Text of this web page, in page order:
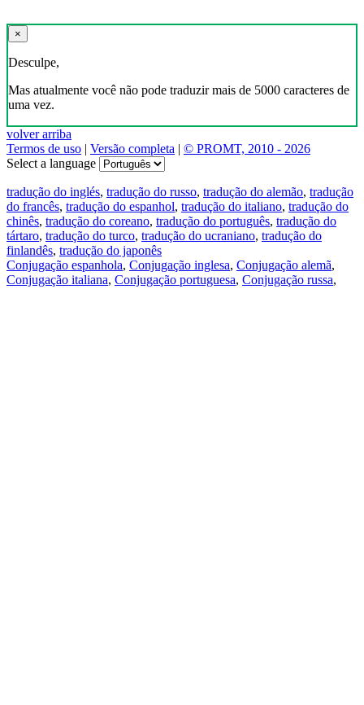
×
Desculpe,
Mas atualmente você não pode traduzir mais de 5000 caracteres de
uma vez.
volver arriba
Termos de uso | Versão completa | © PROMT, 2010 - 2026
Select a language
tradução do inglés, tradução do russo, tradução do alemão, tradução
do francês, tradução do espanhol, tradução do italiano, tradução do
chinês, tradução do coreano, tradução do português, tradução do
tártaro, tradução do turco, tradução do ucraniano, tradução do
finlandês, tradução do japonês
Conjugação espanhola, Conjugação inglesa, Conjugação alemã,
Conjugação italiana, Conjugação portuguesa, Conjugação russa,